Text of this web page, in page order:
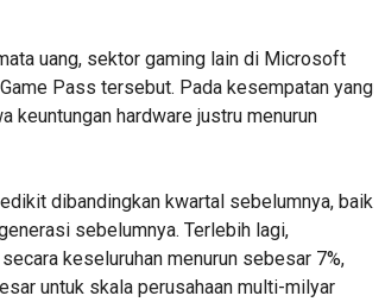
uang, sektor gaming lain di Microsoft
Pass tersebut. Pada kesempatan yang
keuntungan hardware justru menurun
dibandingkan kwartal sebelumnya, baik
sebelumnya. Terlebih lagi,
keseluruhan menurun sebesar 7%,
untuk skala perusahaan multi-milyar